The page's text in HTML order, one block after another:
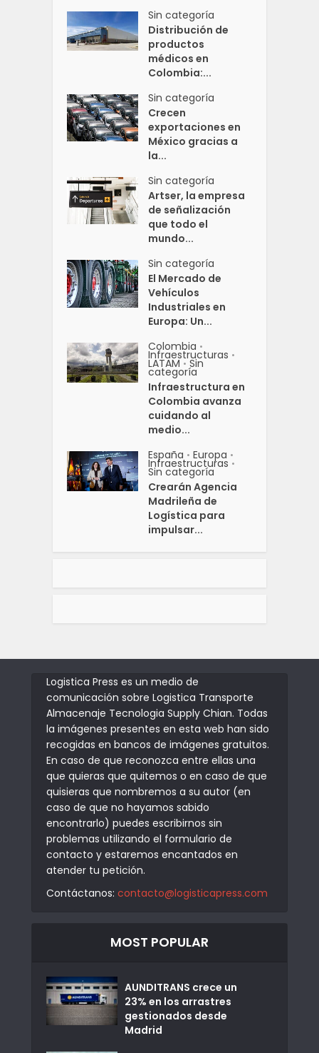
Sin categoría
Distribución de
productos
médicos en
Colombia:...
Sin categoría
Crecen
exportaciones en
México gracias a
la...
Sin categoría
Artser, la empresa
de señalización
que todo el
mundo...
Sin categoría
El Mercado de
Vehículos
Industriales en
Europa: Un...
Colombia •
Infraestructuras •
LATAM • Sin
categoría
Infraestructura en
Colombia avanza
cuidando al
medio...
España • Europa •
Infraestructuras •
Sin categoría
Crearán Agencia
Madrileña de
Logística para
impulsar...
Logistica Press es un medio de
comunicación sobre Logistica Transporte
Almacenaje Tecnologia Supply Chian. Todas
la imágenes presentes en esta web han sido
recogidas en bancos de imágenes gratuitos.
En caso de que reconozca entre ellas una
que quieras que quitemos o en caso de que
quisieras que nombremos a su autor (en
caso de que no hayamos sabido
encontrarlo) puedes escribirnos sin
problemas utilizando el formulario de
contacto y estaremos encantados en
atender tu petición.
Contáctanos: contacto@logisticapress.com
MOST POPULAR
AUNDITRANS crece un
23% en los arrastres
gestionados desde
Madrid